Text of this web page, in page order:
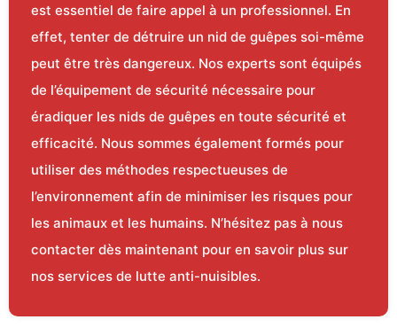
est essentiel de faire appel à un professionnel. En
effet, tenter de détruire un nid de guêpes soi-même
peut être très dangereux. Nos experts sont équipés
de l’équipement de sécurité nécessaire pour
éradiquer les nids de guêpes en toute sécurité et
efficacité. Nous sommes également formés pour
utiliser des méthodes respectueuses de
l’environnement afin de minimiser les risques pour
les animaux et les humains. N’hésitez pas à nous
contacter dès maintenant pour en savoir plus sur
nos services de lutte anti-nuisibles.